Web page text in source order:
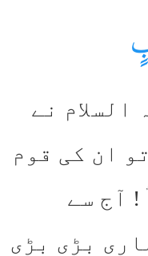
السلام نے
ان کی قوم
! آج سے
بڑی بڑی